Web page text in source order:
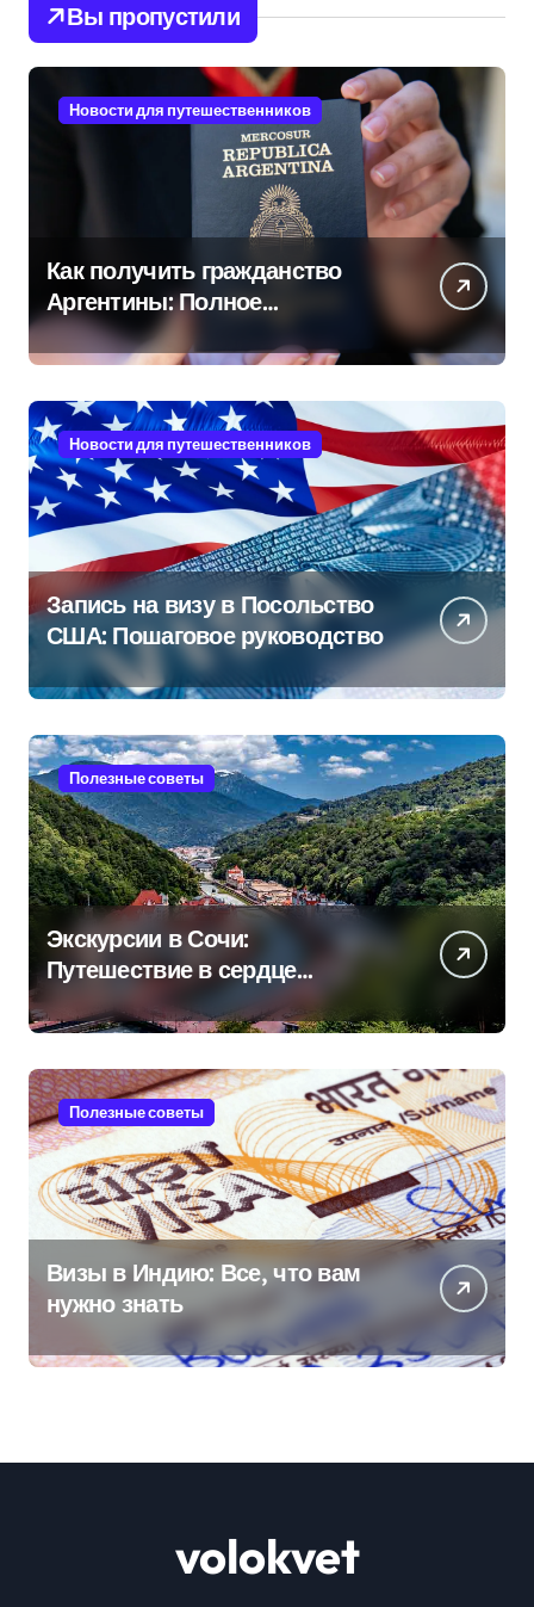
Вы пропустили
Новости для путешественников
Как получить гражданство
Аргентины: Полное
руководство
Новости для путешественников
Запись на визу в Посольство
США: Пошаговое руководство
Полезные советы
Экскурсии в Сочи:
Путешествие в сердце
Черноморского курорта
Полезные советы
Визы в Индию: Все, что вам
нужно знать
volokvet